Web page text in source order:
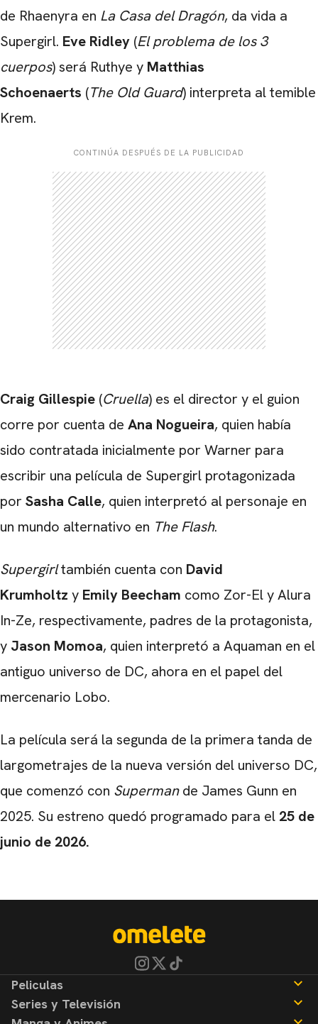
de Rhaenyra en La Casa del Dragón, da vida a
Supergirl. Eve Ridley (El problema de los 3
cuerpos) será Ruthye y Matthias
Schoenaerts (The Old Guard) interpreta al temible
Krem.
CONTINÚA DESPUÉS DE LA PUBLICIDAD
Craig Gillespie (Cruella) es el director y el guion
corre por cuenta de Ana Nogueira, quien había
sido contratada inicialmente por Warner para
escribir una película de Supergirl protagonizada
por Sasha Calle, quien interpretó al personaje en
un mundo alternativo en The Flash.
Supergirltambién cuenta con David
Krumholtz y Emily Beecham como Zor-El y Alura
In-Ze, respectivamente, padres de la protagonista,
y Jason Momoa, quien interpretó a Aquaman en el
antiguo universo de DC, ahora en el papel del
mercenario Lobo.
La película será la segunda de la primera tanda de
largometrajes de la nueva versión del universo DC,
que comenzó con Supermande James Gunn en
2025. Su estreno quedó programado para el 25 de
junio de 2026.
Peliculas
Noticias
Series y Televisión